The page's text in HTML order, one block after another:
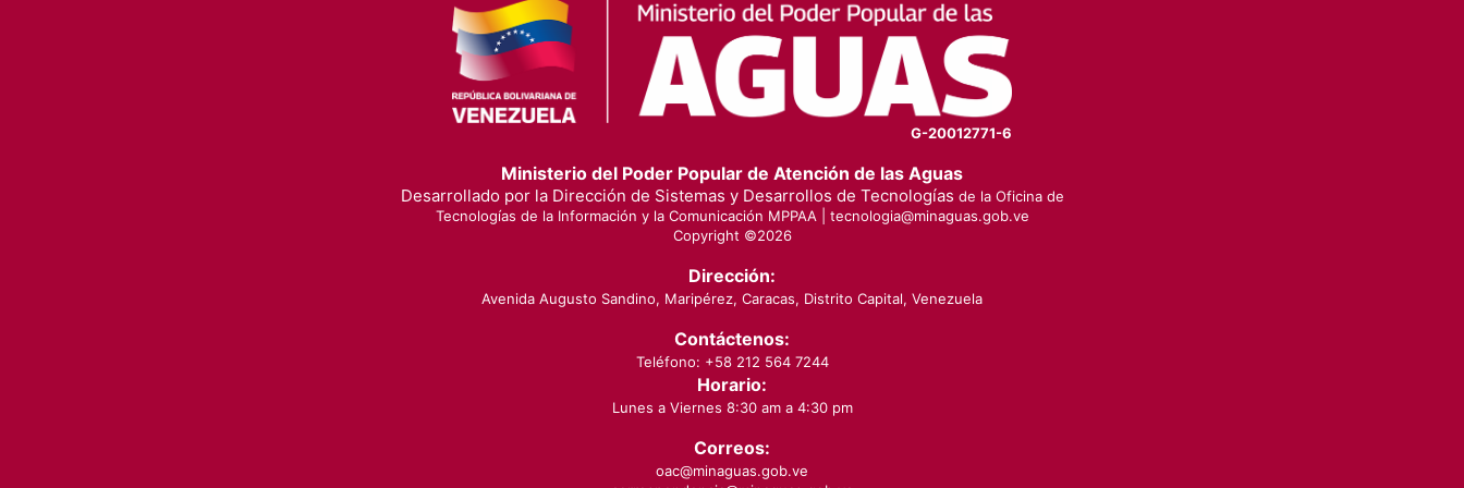
G-20012771-6
Ministerio del Poder Popular de Atención de las Aguas
Desarrollado por la Dirección de Sistemas y Desarrollos de Tecnologías de la Oficina de
Tecnologías de la Información y la Comunicación MPPAA | tecnologia@minaguas.gob.ve
Copyright ©2026
Dirección:
Avenida Augusto Sandino, Maripérez, Caracas, Distrito Capital, Venezuela
Contáctenos:
Teléfono: +58 212 564 7244
Horario:
Lunes a Viernes 8:30 am a 4:30 pm
Correos:
oac@minaguas.gob.ve